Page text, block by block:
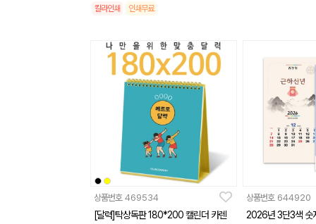
칼라인쇄 인쇄무료
상품번호 469534
[달력]탁상독판 180*200 캘린더 카렌
상품번호 644920
2026년 3단3색 숫